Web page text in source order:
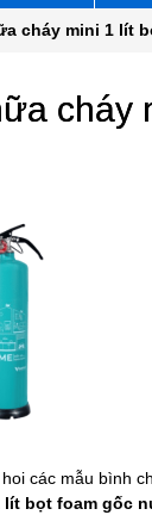
cháy mini 1 lít
cháy
các mẫu bình
bọt foam gốc